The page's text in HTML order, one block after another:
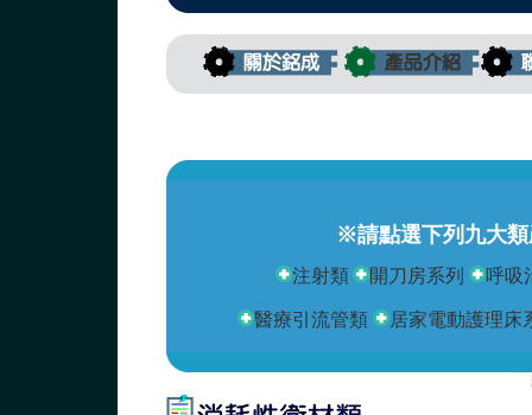
※請點選下列九大
注射類 開刀房系列 呼吸
醫療引流管類 居家電動護理床
若